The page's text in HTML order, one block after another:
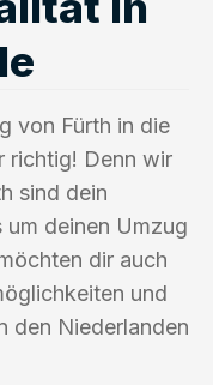
von Fürth in die
richtig! Denn wir
sind dein
um deinen Umzug
dir auch
und
den Niederlanden